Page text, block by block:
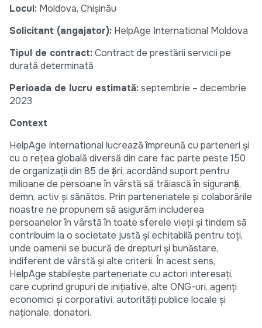
Locul: Moldova, Chișinău
Solicitant (angajator): HelpAge International Moldova
Tipul de contract:Contract de prestării servicii pe
durată determinată
Perioada de lucru estimată:septembrie – decembrie
2023
Context
HelpAge International lucrează împreună cu parteneri și
cu o rețea globală diversă din care fac parte peste 150
de organizații din 85 de țări, acordând suport pentru
milioane de persoane în vârstă să trăiască în siguranță,
demn, activ și sănătos. Prin parteneriatele și colaborările
noastre ne propunem să asigurăm includerea
persoanelor în vârstă în toate sferele vieții și tindem să
contribuim la o societate justă și echitabilă pentru toți,
unde oamenii se bucură de drepturi și bunăstare,
indiferent de vârstă și alte criterii. În acest sens,
HelpAge stabilește parteneriate cu actori interesați,
care cuprind grupuri de inițiative, alte ONG-uri, agenți
economici și corporativi, autorități publice locale și
naționale, donatori.